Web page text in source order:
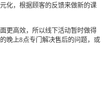
化，根据顾客的反馈来做新的课
更高效，所以线下活动暂时做得
晚上8点专门解决售后的问题，或